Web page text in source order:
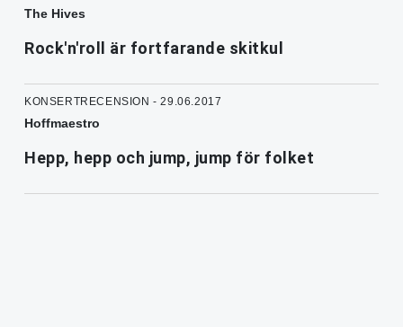
The Hives
Rock'n'roll är fortfarande skitkul
KONSERTRECENSION - 29.06.2017
Hoffmaestro
Hepp, hepp och jump, jump för folket